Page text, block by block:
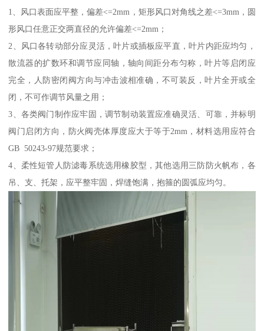
1、风口表面应平整，偏差<=2mm，矩形风口对角线之差<=3mm，圆
形风口任意正交两直径的允许偏差<=2mm；
2、风口各转动部分应灵活，叶片或插板应平直，叶片内距应均匀，
散流器的扩数环和调节应同轴，轴向间距分布匀称，叶片等启闭应
完全，人防密闭阀方向与冲击波相准确，不可装反，叶片全开或全
闭，不可作调节风量之用；
3、各类阀门制作应牢固，调节制动装置应准确灵活、可靠，并标明
阀门启闭方向，防火阀壳体厚度应大于等于2mm，材料选用应符合
GB 50243-97规范要求；
4、柔性短管人防滤毒系统选用橡胶型，其他选用三防防火帆布，各
吊、支、托架，应平整牢固，焊缝饱满，抱箍的圆弧应均匀。